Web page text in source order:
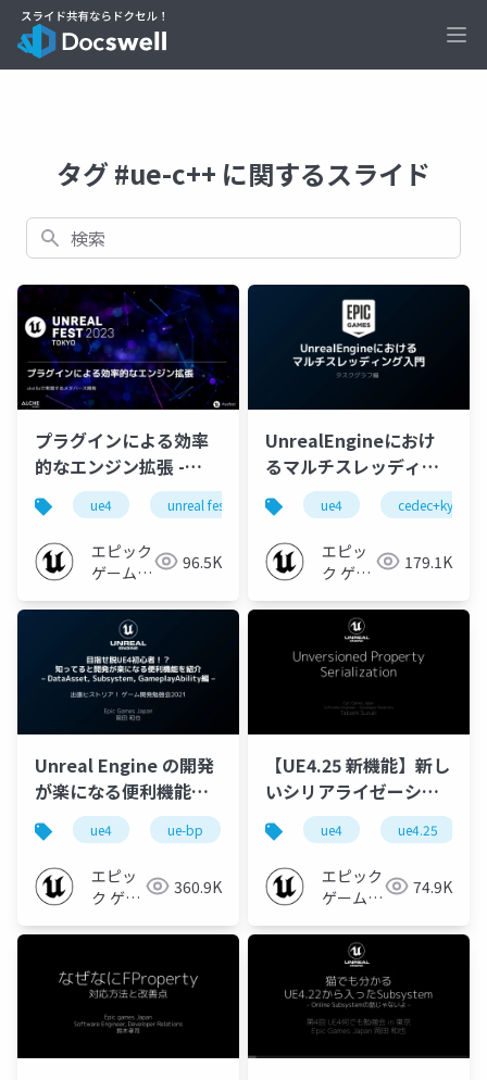
タグ #ue-c++ に関するスライド
検索
プラグインによる効率
的なエンジン拡張 -
stelllaで実現するメタ
バース開発【UNREAL
FEST 2023 TOKYO】
ue4 unreal fest ue5 ue-c++
エピック
ゲームズ
96.5K
UnrealEngineにおけ
るマルチスレッディン
グ入門 タスクグラフ編
【CEDEC+KYUSHU
2021 ONLINE】
ue4
エピッ
ク ゲー
ャパン
179.1K
Unreal Engine の開発
が楽になる便利機能を
紹介 DataAsset,
Subsystem,
GameplayAbility編
ue4 ue-bp ue-c++ ue-beginner
エピッ
ク ゲー
ャパン
360.9K
【UE4.25 新機能】新し
いシリアライゼーショ
ン機能「Unversioned
Property
Serialization」につい
て【2020】
ue4 ue4.25
エピック
ゲームズ
74.9K